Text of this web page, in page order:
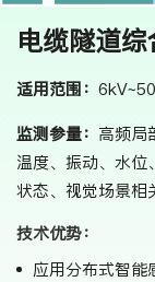
电缆隧道
适用范围：
监测参量： 高频局
温度、振动、水位
状态、视觉场景相
技术优势：
应用分布式智能